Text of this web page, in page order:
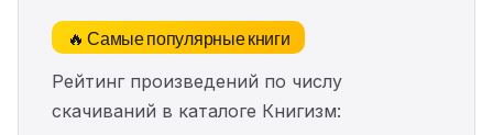
🔥 Самые популярные книги
Рейтинг произведений по числу
скачиваний в каталоге Книгизм: